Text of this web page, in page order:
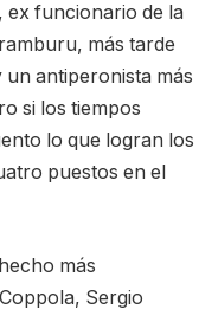
ex funcionario de la
más tarde
antiperonista más
si los tiempos
lo que logran los
puestos en el
más
Sergio